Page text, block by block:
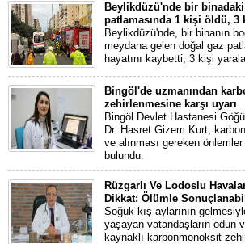
Beylikdüzü'nde bir
patlamasında 1 kişi öldü, 3
Beylikdüzü'nde, bir binanın
meydana gelen doğal gaz
hayatını kaybetti, 3 kişi
Bingöl'de uzmanından
zehirlenmesine karşı uyarı
Bingöl Devlet Hastanesi
Dr. Hasret Gizem Kurt,
ve alınması gereken
bulundu.
Rüzgarlı Ve Lodoslu
Dikkat: Ölümle
Soğuk kış aylarının
yaşayan vatandaşların odun
kaynaklı karbonmonoksit